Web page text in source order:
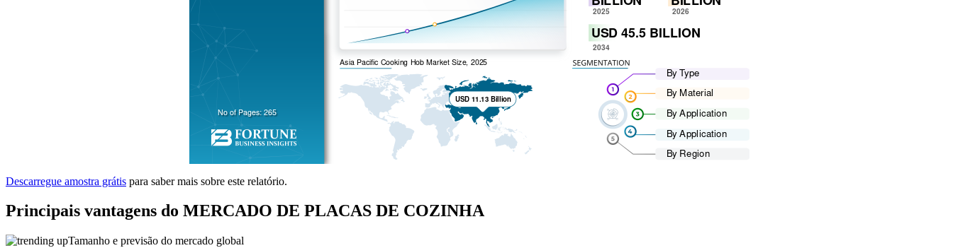
Descarregue amostra grátis para saber mais sobre este relatório.
Principais vantagens do MERCADO DE PLACAS DE COZINHA
Tamanho e previsão do mercado global